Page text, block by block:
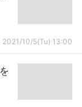
2021/10/5(Tu) 13:00